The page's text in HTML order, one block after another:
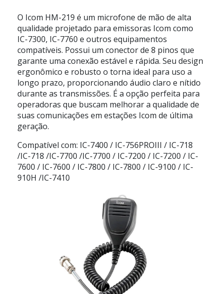
O Icom HM-219 é um microfone de mão de alta
qualidade projetado para emissoras Icom como
IC-7300, IC-7760 e outros equipamentos
compatíveis. Possui um conector de 8 pinos que
garante uma conexão estável e rápida. Seu design
ergonômico e robusto o torna ideal para uso a
longo prazo, proporcionando áudio claro e nítido
durante as transmissões. É a opção perfeita para
operadoras que buscam melhorar a qualidade de
suas comunicações em estações Icom de última
geração.
Compatível com: IC-7400 / IC-756PROIII / IC-718
/IC-718 /IC-7700 /IC-7700 / IC-7200 / IC-7200 / IC-
7600 / IC-7600 / IC-7800 / IC-7800 / IC-9100 / IC-
910H /IC-7410